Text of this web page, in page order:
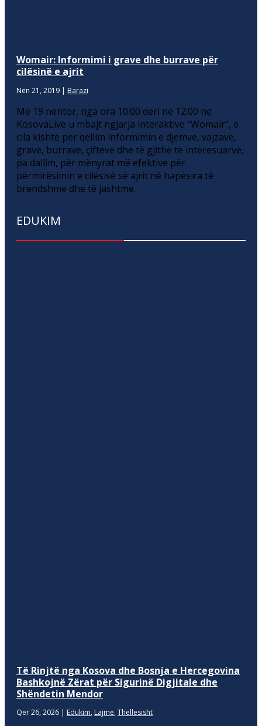
Womair: Informimi i grave dhe burrave për
cilësinë e ajrit
Nën 21, 2019 | Barazi
Më 19 nëntor, nga ora 10:00 deri në 12:00 në
KosovaLive u mbajt ngjarja interaktive “Womair”, e
cila kishte për qëllim informimin e djemve, vajzave,
grave, burrave, çifteve dhe të gjithë të interesuarve,
pa dallim, për mënyrat më efektive për
përmirësimin e cilësisë së ajrit në hapësira të
brendshme dhe të jashtme.
EDUKIM
Të Rinjtë nga Kosova dhe Bosnja e Hercegovina
Bashkojnë Zërat për Sigurinë Digjitale dhe
Shëndetin Mendor
Qer 26, 2026 | Edukim, Lajme, Thellesisht